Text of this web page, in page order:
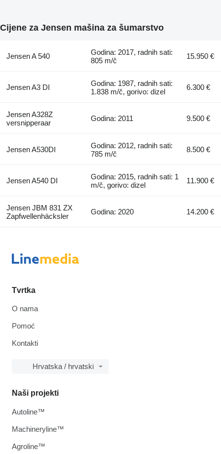
Cijene za Jensen mašina za šumarstvo
Jensen A 540
Godina: 2017, radnih sati:
805 m/č
15.950 €
Jensen A3 DI
Godina: 1987, radnih sati:
1.838 m/č, gorivo: dizel
6.300 €
Jensen A328Z
versnipperaar
Godina: 2011 9.500 €
Jensen A530DI
Godina: 2012, radnih sati:
785 m/č
8.500 €
Jensen A540 DI
Godina: 2015, radnih sati: 1
m/č, gorivo: dizel
11.900 €
Jensen JBM 831 ZX
Zapfwellenhäcksler
Godina: 2020 14.200 €
Tvrtka
O nama
Pomoć
Kontakti
Hrvatska / hrvatski
Naši projekti
Autoline™
Machineryline™
Agroline™